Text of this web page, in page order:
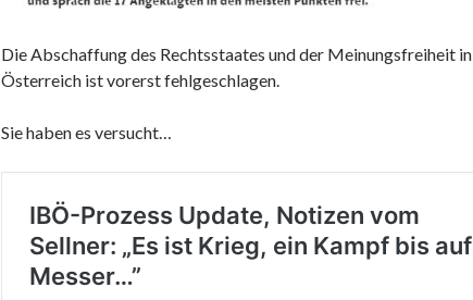
Die Abschaffung des Rechtsstaates und der Meinungsfreiheit in
Österreich ist vorerst fehlgeschlagen.
Sie haben es versucht…